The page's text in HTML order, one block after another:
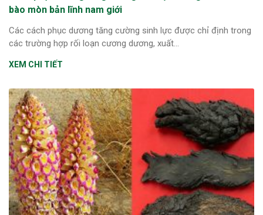
bào mòn bản lĩnh nam giới
Các cách phục dương tăng cường sinh lực được chỉ định trong
các trường hợp rối loạn cương dương, xuất...
XEM CHI TIẾT